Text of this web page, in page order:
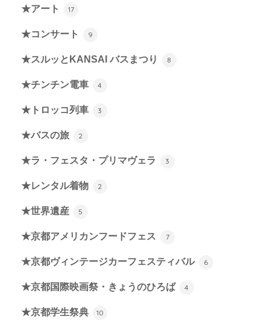
★アート 17
★コンサート 9
★スルッとKANSAI バスまつり 8
★チンチン電車 4
★トロッコ列車 3
★バスの旅 2
★ラ・フェスタ・プリマヴェラ 3
★レンタル着物 2
★世界遺産 5
★京都アメリカンフードフェス 7
★京都ヴィンテージカーフェスティバル 6
★京都国際映画祭・きょうのひろば 4
★京都学生祭典 10